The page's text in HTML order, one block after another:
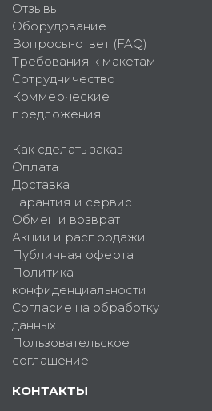
Отзывы
Оборудование
Вопросы-ответ (FAQ)
Требования к макетам
Сотрудничество
Коммерческие
предложения
Как сделать заказ
Оплата
Доставка
Гарантия и сервис
Обмен и возврат
Акции и распродажи
Публичная оферта
Политика
конфиденциальности
Согласие на обработку
данных
Пользовательское
соглашение
КОНТАКТЫ